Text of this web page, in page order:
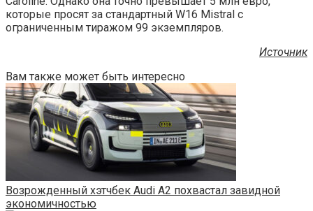
которые просят за стандартный W16 Mistral с
ограниченным тиражом 99 экземпляров.
Источник
Вам также может быть интересно
Возрожденный хэтчбек Audi A2 похвастал завидной
экономичностью